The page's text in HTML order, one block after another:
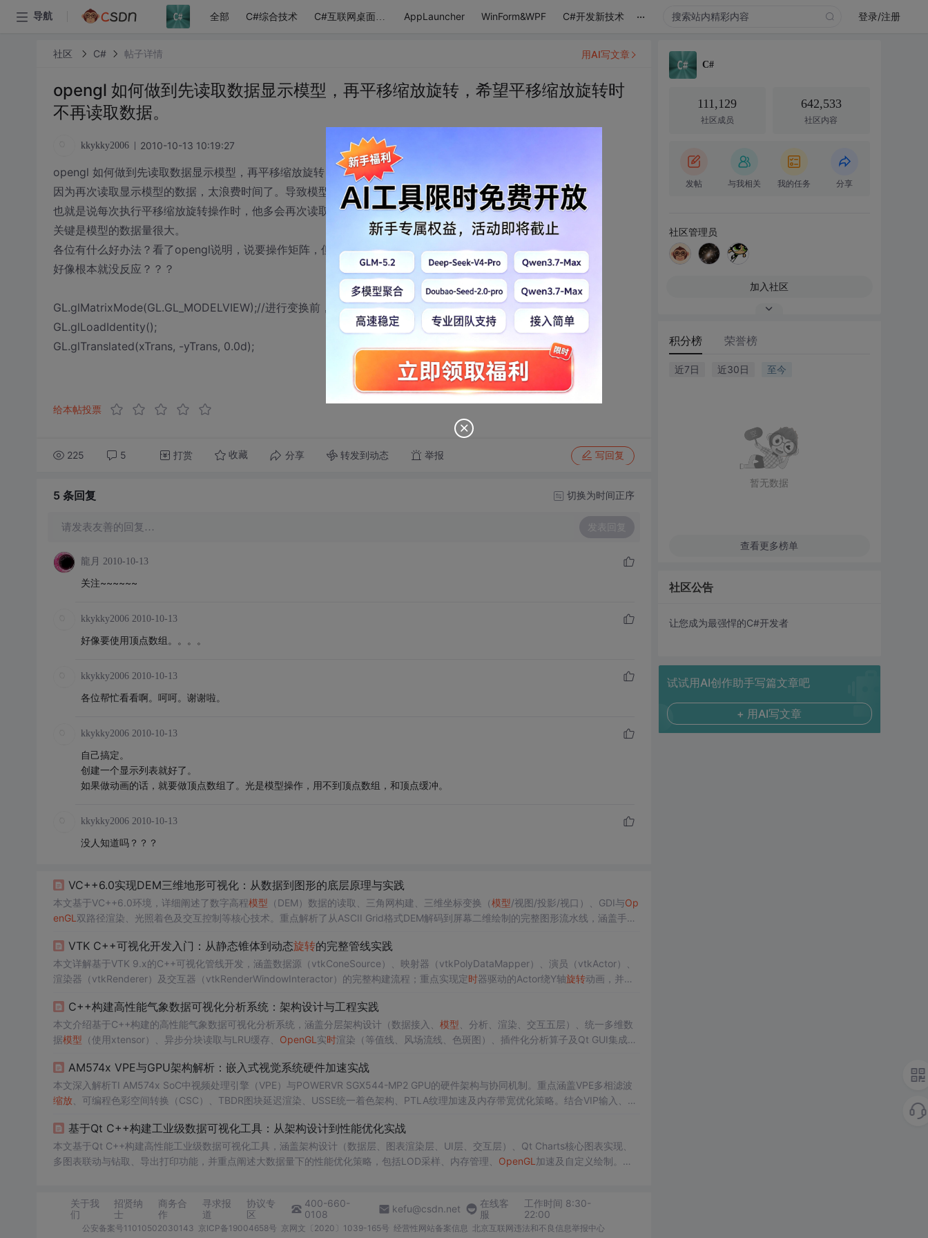
导航 全部 C#综合技术 C#互联网桌面应用 AppLauncher WinForm&WPF C#开发新技术 ... 登录/注册
社区 C# 帖子详情
opengl 如何做到先读取数据显示模型，再平移缩放旋转，希望平移缩放旋转时
不再读取数据。
kkykky2006 2010-10-13 10:19:27
opengl 如何做到先读取数据显示模型，再平移缩放旋转，希望平移缩放旋转时不再读取数据。
因为再次读取显示模型的数据，太浪费时间了。导致模型在平移缩放旋转时，动作缓慢。搞得像慢动作。
也就是说每次执行平移缩放旋转操作时，他多会再次读取模型数据。（这不是我想要的）
关键是模型的数据量很大。
各位有什么好办法？看了opengl说明，说要操作矩阵，但是我用以下代码操作矩阵了，画面怎么没更新？
好像根本就没反应？？？
GL.glMatrixMode(GL.GL_MODELVIEW);//进行变换前，应先设置当前操作的矩阵为“模型视图矩阵”
GL.glLoadIdentity();
GL.glTranslated(xTrans, -yTrans, 0.0d);
给本帖投票
225 5 打赏 收藏 分享 转发到动态 举报 写回复
用AI写文章
5 条回复 切换为时间正序
请发表友善的回复… 发表回复
龍月 2010-10-13
关注~~~~~~
kkykky2006 2010-10-13
好像要使用顶点数组。。。。
kkykky2006 2010-10-13
各位帮忙看看啊。呵呵。谢谢啦。
kkykky2006 2010-10-13
自己搞定。
创建一个显示列表就好了。
如果做动画的话，就要做顶点数组了。光是模型操作，用不到顶点数组，和顶点缓冲。
kkykky2006 2010-10-13
没人知道吗？？？
VC++6.0实现DEM三维地形可视化：从数据到图形的底层原理与实践
本文基于VC++6.0环境，详细阐述了数字高程模型 （DEM）数据的读取、三角网构建、三维坐标变换（模型/视图/投影/视口）、GDI与Op
enGL 双路径渲染、光照着色及交互控制等核心技术。重点解析了从ASCII Grid格式DEM解码到屏幕二维绘制的完整图形流水线，涵盖手动
VTK C++可视化开发入门：从静态锥体到动态旋转的完整管线实践
本文详解基于VTK 9.x的C++可视化管线开发，涵盖数据源（vtkConeSource）、映射器（vtkPolyDataMapper）、演员（vtkActor）、
渲染器（vtkRenderer）及交互器（vtkRenderWindowInteractor）的完整构建流程；重点实现定时器驱动的Actor绕Y轴旋转动画，并介
科学可视化应用奠定坚实基础。
C++构建高性能气象数据可视化分析系统：架构设计与工程实践
本文介绍基于C++构建的高性能气象数据可视化分析系统，涵盖分层架构设计（数据接入、 模型 、分析、渲染、交互五层）、统一多维数
据模型 （使用xtensor）、异步分块读取与LRU缓存、 OpenGL 实时渲染（等值线、风场流线、色斑图）、插件化分析算子及Qt GUI集成。
AM574x VPE与GPU架构解析：嵌入式视觉系统硬件加速实战
本文深入解析TI AM574x SoC中视频处理引擎（VPE）与POWERVR SGX544-MP2 GPU的硬件架构与协同机制。重点涵盖VPE多相滤波
缩放 、可编程色彩空间转换（CSC）、TBDR图块延迟渲染、USSE统一着色架构、PTLA纹理加速及内存带宽优化策略。结合VIP输入、D
基于Qt C++构建工业级数据可视化工具：从架构设计到性能优化实战
本文基于Qt C++构建高性能工业级数据可视化工具，涵盖架构设计（数据层、图表渲染层、UI层、交互层）、Qt Charts核心图表实现、
多图表联动与钻取、导出打印功能，并重点阐述大数据量下的性能优化策略，包括LOD采样、内存管理、 OpenGL 加速及自定义绘制。内
关于我
们
招贤纳
士
商务合
作
寻求报
道
协议专
区
400-660-
0108
kefu@csdn.net
在线客
服
工作时间 8:30-
22:00
公安备案号11010502030143 京ICP备19004658号 京网文〔2020〕1039-165号 经营性网站备案信息 北京互联网违法和不良信息举报中心
C#
111,129
社区成员
642,533
社区内容
发帖 与我相关 我的任务 分享
社区管理员
加入社区
积分榜 荣誉榜
近7日 近30日 至今
暂无数据
查看更多榜单
社区公告
让您成为最强悍的C#开发者
试试用AI创作助手写篇文章吧
+ 用AI写文章